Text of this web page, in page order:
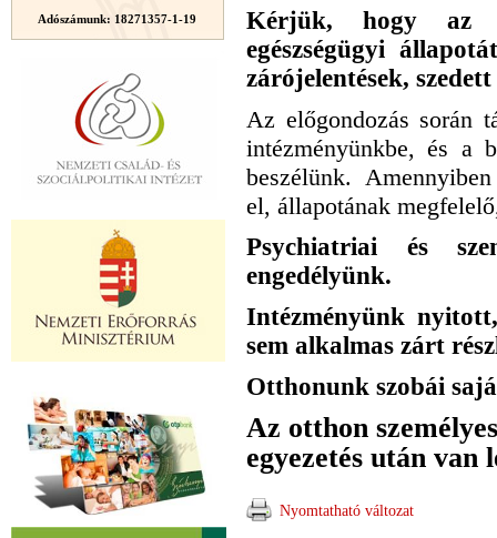
Adószámunk: 18271357-1-19
Kérjük, hogy az
egészségügyi
zárójelentések,
Az előgondozás során
intézményünkbe, és a
beszélünk.
el, állapotának
Psychiatriai és
engedélyünk.
Intézményünk
sem alkalmas zárt
Otthonunk szobái
Az otthon
egyezetés után van
Nyomtatható változat